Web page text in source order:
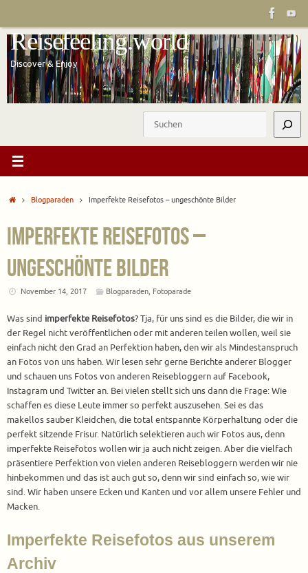
springen
Reisefeeling.world
Discover & Enjoy
StartBlogparaden Imperfekte Reisefotos – ungeschönte Bilder
Imperfekte Reisefotos –
ungeschönte Bilder
November 14, 2017 Blogparaden, Fotoparade
Was sind imperfekte Reisefotos? Tja, für uns sind es die Bilder, die wir in
der Regel nicht veröffentlichen oder mit anderen teilen wollen, weil sie
einfach nicht den Grad an Perfektion haben, den wir als Mindestanspruch
an Fotos von uns haben. Wir lesen sehr gerne Berichte anderer Blogger
und schauen uns Fotos von anderen Reisebloggern auf Facebook,
Instagram und Twitter an. Bei vielen stellt sich uns dann die Frage: Wie
schaffen es diese Leute immer so perfekt auszusehen. Sei es das
makellos sauber Kleidchen, die total entspannte Körperhaltung oder die
perfekt sitzende Frisur. Natürlich selektieren auch wir Fotos aus, denn
imperfekte Reisefotos wollen wir ja auch nicht zeigen. Aber die vielfach
präsentiere Perfektion von vielen anderen Reisebloggern werden wir nie
hinbekommen und das ist auch gut so, denn wir sind einfach so, wie wir
sind. Wir haben unsere Ecken und Kanten und vor allem unsere Fehler und
Macken.
Imperfekte Reisefotos aus unserem
Archiv